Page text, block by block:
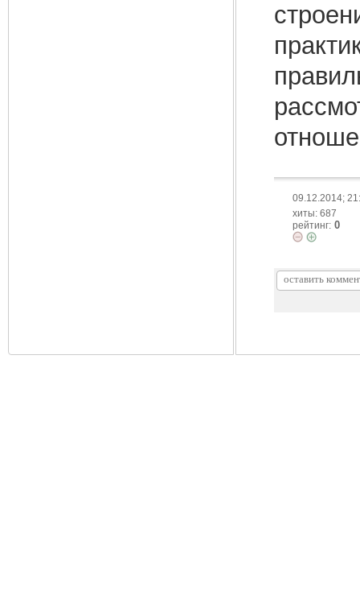
09.12.2014;
хиты: 687
рейтинг: 0